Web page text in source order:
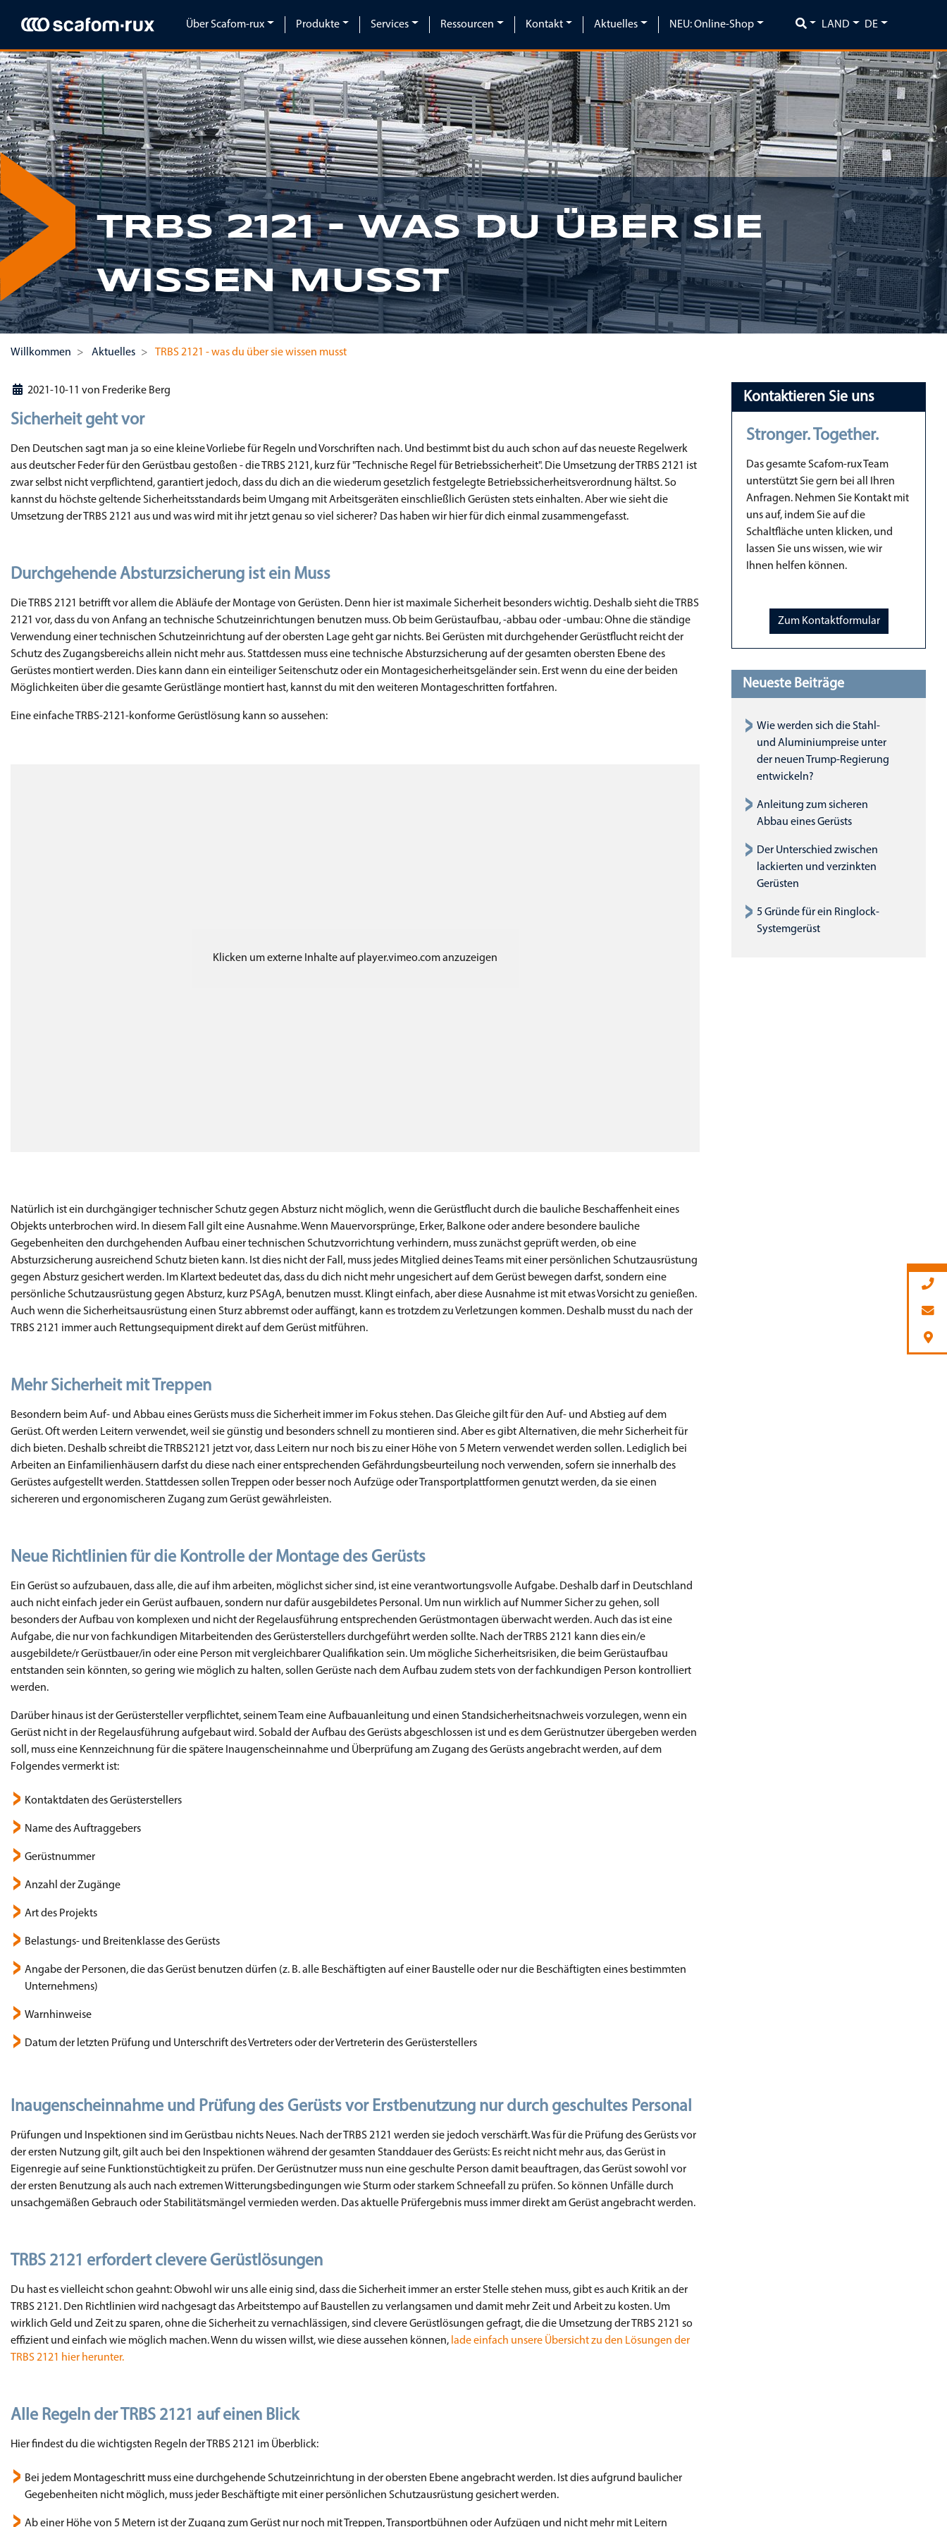
Navigation überspringen
Über Scafom-rux Produkte Services Ressourcen Kontakt Aktuelles NEU: Online-Shop LAND DE
Previous Next
TRBS 2121 - WAS DU ÜBER SIE
WISSEN MUSST
Willkommen Aktuelles TRBS 2121 - was du über sie wissen musst
2021-10-11 von Frederike Berg
Sicherheit geht vor
Den Deutschen sagt man ja so eine kleine Vorliebe für Regeln und Vorschriften nach. Und bestimmt bist du auch schon auf das neueste Regelwerk
aus deutscher Feder für den Gerüstbau gestoßen - die TRBS 2121, kurz für "Technische Regel für Betriebssicherheit". Die Umsetzung der TRBS 2121 ist
zwar selbst nicht verpflichtend, garantiert jedoch, dass du dich an die wiederum gesetzlich festgelegte Betriebssicherheitsverordnung hältst. So
kannst du höchste geltende Sicherheitsstandards beim Umgang mit Arbeitsgeräten einschließlich Gerüsten stets einhalten. Aber wie sieht die
Umsetzung der TRBS 2121 aus und was wird mit ihr jetzt genau so viel sicherer? Das haben wir hier für dich einmal zusammengefasst.
Durchgehende Absturzsicherung ist ein Muss
Die TRBS 2121 betrifft vor allem die Abläufe der Montage von Gerüsten. Denn hier ist maximale Sicherheit besonders wichtig. Deshalb sieht die TRBS
2121 vor, dass du von Anfang an technische Schutzeinrichtungen benutzen muss. Ob beim Gerüstaufbau, -abbau oder -umbau: Ohne die ständige
Verwendung einer technischen Schutzeinrichtung auf der obersten Lage geht gar nichts. Bei Gerüsten mit durchgehender Gerüstflucht reicht der
Schutz des Zugangsbereichs allein nicht mehr aus. Stattdessen muss eine technische Absturzsicherung auf der gesamten obersten Ebene des
Gerüstes montiert werden. Dies kann dann ein einteiliger Seitenschutz oder ein Montagesicherheitsgeländer sein. Erst wenn du eine der beiden
Möglichkeiten über die gesamte Gerüstlänge montiert hast, kannst du mit den weiteren Montageschritten fortfahren.
Eine einfache TRBS-2121-konforme Gerüstlösung kann so aussehen:
Klicken um externe Inhalte auf player.vimeo.com anzuzeigen
Natürlich ist ein durchgängiger technischer Schutz gegen Absturz nicht möglich, wenn die Gerüstflucht durch die bauliche Beschaffenheit eines
Objekts unterbrochen wird. In diesem Fall gilt eine Ausnahme. Wenn Mauervorsprünge, Erker, Balkone oder andere besondere bauliche
Gegebenheiten den durchgehenden Aufbau einer technischen Schutzvorrichtung verhindern, muss zunächst geprüft werden, ob eine
Absturzsicherung ausreichend Schutz bieten kann. Ist dies nicht der Fall, muss jedes Mitglied deines Teams mit einer persönlichen Schutzausrüstung
gegen Absturz gesichert werden. Im Klartext bedeutet das, dass du dich nicht mehr ungesichert auf dem Gerüst bewegen darfst, sondern eine
persönliche Schutzausrüstung gegen Absturz, kurz PSAgA, benutzen musst. Klingt einfach, aber diese Ausnahme ist mit etwas Vorsicht zu genießen.
Auch wenn die Sicherheitsausrüstung einen Sturz abbremst oder auffängt, kann es trotzdem zu Verletzungen kommen. Deshalb musst du nach der
TRBS 2121 immer auch Rettungsequipment direkt auf dem Gerüst mitführen.
Mehr Sicherheit mit Treppen
Besondern beim Auf- und Abbau eines Gerüsts muss die Sicherheit immer im Fokus stehen. Das Gleiche gilt für den Auf- und Abstieg auf dem
Gerüst. Oft werden Leitern verwendet, weil sie günstig und besonders schnell zu montieren sind. Aber es gibt Alternativen, die mehr Sicherheit für
dich bieten. Deshalb schreibt die TRBS2121 jetzt vor, dass Leitern nur noch bis zu einer Höhe von 5 Metern verwendet werden sollen. Lediglich bei
Arbeiten an Einfamilienhäusern darfst du diese nach einer entsprechenden Gefährdungsbeurteilung noch verwenden, sofern sie innerhalb des
Gerüstes aufgestellt werden. Stattdessen sollen Treppen oder besser noch Aufzüge oder Transportplattformen genutzt werden, da sie einen
sichereren und ergonomischeren Zugang zum Gerüst gewährleisten.
Neue Richtlinien für die Kontrolle der Montage des Gerüsts
Ein Gerüst so aufzubauen, dass alle, die auf ihm arbeiten, möglichst sicher sind, ist eine verantwortungsvolle Aufgabe. Deshalb darf in Deutschland
auch nicht einfach jeder ein Gerüst aufbauen, sondern nur dafür ausgebildetes Personal. Um nun wirklich auf Nummer Sicher zu gehen, soll
besonders der Aufbau von komplexen und nicht der Regelausführung entsprechenden Gerüstmontagen überwacht werden. Auch das ist eine
Aufgabe, die nur von fachkundigen Mitarbeitenden des Gerüsterstellers durchgeführt werden sollte. Nach der TRBS 2121 kann dies ein/e
ausgebildete/r Gerüstbauer/in oder eine Person mit vergleichbarer Qualifikation sein. Um mögliche Sicherheitsrisiken, die beim Gerüstaufbau
entstanden sein könnten, so gering wie möglich zu halten, sollen Gerüste nach dem Aufbau zudem stets von der fachkundigen Person kontrolliert
werden.
Darüber hinaus ist der Gerüstersteller verpflichtet, seinem Team eine Aufbauanleitung und einen Standsicherheitsnachweis vorzulegen, wenn ein
Gerüst nicht in der Regelausführung aufgebaut wird. Sobald der Aufbau des Gerüsts abgeschlossen ist und es dem Gerüstnutzer übergeben werden
soll, muss eine Kennzeichnung für die spätere Inaugenscheinnahme und Überprüfung am Zugang des Gerüsts angebracht werden, auf dem
Folgendes vermerkt ist:
Kontaktdaten des Gerüsterstellers
Name des Auftraggebers
Gerüstnummer
Anzahl der Zugänge
Art des Projekts
Belastungs- und Breitenklasse des Gerüsts
Angabe der Personen, die das Gerüst benutzen dürfen (z. B. alle Beschäftigten auf einer Baustelle oder nur die Beschäftigten eines bestimmten
Unternehmens)
Warnhinweise
Datum der letzten Prüfung und Unterschrift des Vertreters oder der Vertreterin des Gerüsterstellers
Inaugenscheinnahme und Prüfung des Gerüsts vor Erstbenutzung nur durch geschultes Personal
Prüfungen und Inspektionen sind im Gerüstbau nichts Neues. Nach der TRBS 2121 werden sie jedoch verschärft. Was für die Prüfung des Gerüsts vor
der ersten Nutzung gilt, gilt auch bei den Inspektionen während der gesamten Standdauer des Gerüsts: Es reicht nicht mehr aus, das Gerüst in
Eigenregie auf seine Funktionstüchtigkeit zu prüfen. Der Gerüstnutzer muss nun eine geschulte Person damit beauftragen, das Gerüst sowohl vor
der ersten Benutzung als auch nach extremen Witterungsbedingungen wie Sturm oder starkem Schneefall zu prüfen. So können Unfälle durch
unsachgemäßen Gebrauch oder Stabilitätsmängel vermieden werden. Das aktuelle Prüfergebnis muss immer direkt am Gerüst angebracht werden.
TRBS 2121 erfordert clevere Gerüstlösungen
Du hast es vielleicht schon geahnt: Obwohl wir uns alle einig sind, dass die Sicherheit immer an erster Stelle stehen muss, gibt es auch Kritik an der
TRBS 2121. Den Richtlinien wird nachgesagt das Arbeitstempo auf Baustellen zu verlangsamen und damit mehr Zeit und Arbeit zu kosten. Um
wirklich Geld und Zeit zu sparen, ohne die Sicherheit zu vernachlässigen, sind clevere Gerüstlösungen gefragt, die die Umsetzung der TRBS 2121 so
effizient und einfach wie möglich machen. Wenn du wissen willst, wie diese aussehen können, lade einfach unsere Übersicht zu den Lösungen der
TRBS 2121 hier herunter.
Alle Regeln der TRBS 2121 auf einen Blick
Hier findest du die wichtigsten Regeln der TRBS 2121 im Überblick:
Bei jedem Montageschritt muss eine durchgehende Schutzeinrichtung in der obersten Ebene angebracht werden. Ist dies aufgrund baulicher
Gegebenheiten nicht möglich, muss jeder Beschäftigte mit einer persönlichen Schutzausrüstung gesichert werden.
Ab einer Höhe von 5 Metern ist der Zugang zum Gerüst nur noch mit Treppen, Transportbühnen oder Aufzügen und nicht mehr mit Leitern
Kontaktieren Sie uns
Stronger. Together.
Das gesamte Scafom-rux Team
unterstützt Sie gern bei all Ihren
Anfragen. Nehmen Sie Kontakt mit
uns auf, indem Sie auf die
Schaltfläche unten klicken, und
lassen Sie uns wissen, wie wir
Ihnen helfen können.
Zum Kontaktformular
Neueste Beiträge
Wie werden sich die Stahl-
und Aluminiumpreise unter
der neuen Trump-Regierung
entwickeln?
Anleitung zum sicheren
Abbau eines Gerüsts
Der Unterschied zwischen
lackierten und verzinkten
Gerüsten
5 Gründe für ein Ringlock-
Systemgerüst